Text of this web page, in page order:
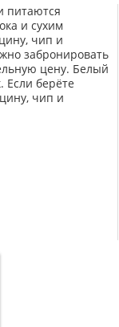
питаются
и сухим
чип и
забронировать
цену. Белый
берёте
чип и